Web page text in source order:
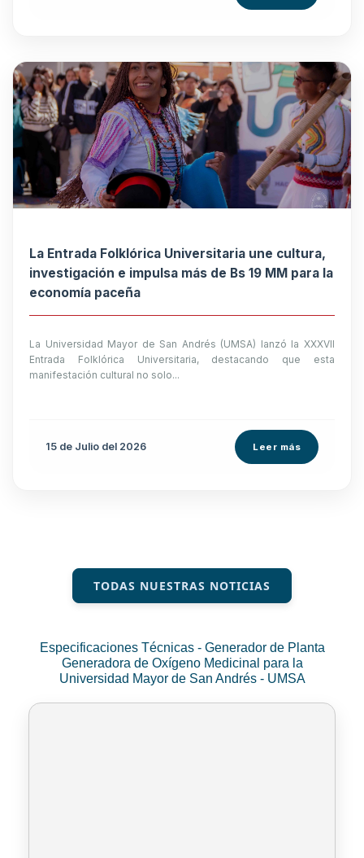
La Entrada Folklórica Universitaria une cultura,
investigación e impulsa más de Bs 19 MM para la
economía paceña
La Universidad Mayor de San Andrés (UMSA) lanzó la XXXVII
Entrada Folklórica Universitaria, destacando que esta
manifestación cultural no solo...
15 de Julio del 2026 Leer más
TODAS NUESTRAS NOTICIAS
Especificaciones Técnicas - Generador de Planta
Generadora de Oxígeno Medicinal para la
Universidad Mayor de San Andrés - UMSA